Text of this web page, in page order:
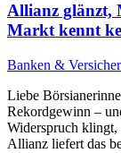
Allianz glänzt,
Markt kennt
Banken &
Liebe
Rekordgewinn –
Widerspruch klingt,
Allianz liefert das